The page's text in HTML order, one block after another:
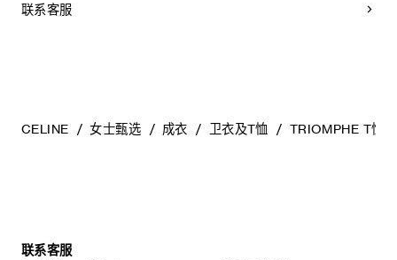
联系客服
CELINE 女士甄选 成衣 卫衣及T恤 TRIOMPHE T恤
联系客服